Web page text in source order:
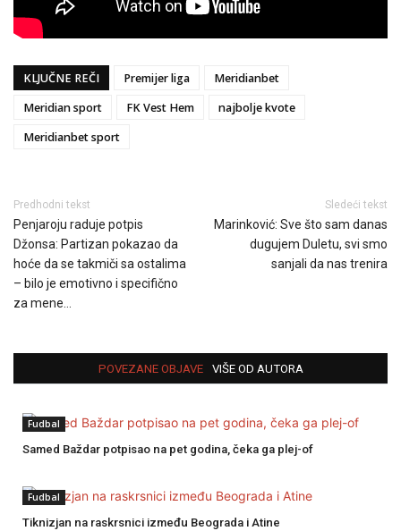
KLJUČNE REČI Premijer liga
Meridianbet
Meridian sport
FK Vest Hem
najbolje kvote
Meridianbet sport
Predhodni tekst
Penjaroju raduje potpis
Džonsa: Partizan pokazao da
hoće da se takmiči sa ostalima
– bilo je emotivno i specifično
za mene…
Sledeći tekst
Marinković: Sve što sam danas
dugujem Duletu, svi smo
sanjali da nas trenira
POVEZANE OBJAVE VIŠE OD AUTORA
Fudbal
Samed Baždar potpisao na pet godina, čeka ga plej-of
Fudbal
Tiknizjan na raskrsnici između Beograda i Atine